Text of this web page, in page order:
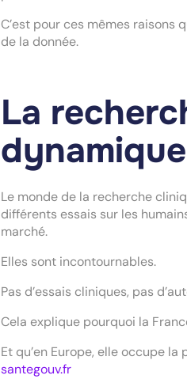
C’est pour ces mêmes raisons
de la donnée.
La
dynamique
Le monde de la recherche
différents essais sur les
marché.
Elles sont incontournables.
Pas d’essais cliniques, pas
Cela explique pourquoi la
Et qu’en Europe, elle occupe
santegouv.fr